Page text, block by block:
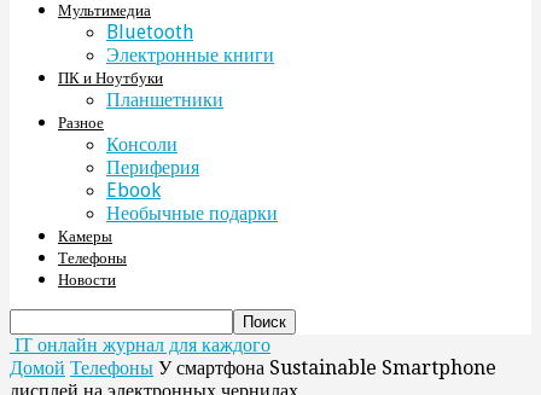
Мультимедиа
Bluetooth
Электронные книги
ПК и Ноутбуки
Планшетники
Разное
Консоли
Периферия
Ebook
Необычные подарки
Камеры
Телефоны
Новости
IT онлайн журнал для каждого
Домой Телефоны У смартфона Sustainable Smartphone